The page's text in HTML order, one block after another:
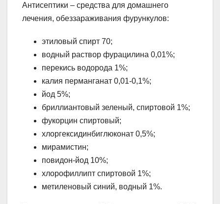
Антисептики – средства для домашнего
лечения, обеззараживания фурункулов:
этиловый спирт 70;
водный раствор фурацилина 0,01%;
перекись водорода 1%;
калия перманганат 0,01-0,1%;
йод 5%;
бриллиантовый зеленый, спиртовой 1%;
фукорцин спиртовый;
хлоргексидинбиглюконат 0,5%;
мирамистин;
повидон-йод 10%;
хлорофиллипт спиртовой 1%;
метиленовый синий, водный 1%.